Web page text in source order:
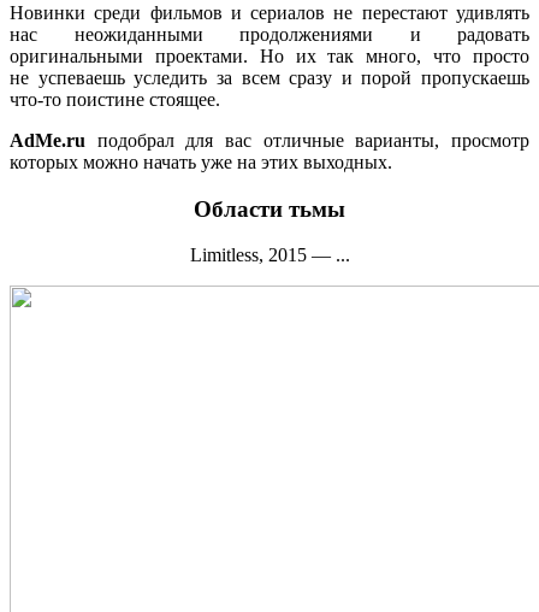
Новинки среди фильмов и сериалов не перестают удивлять
нас неожиданными продолжениями и радовать
оригинальными проектами. Но их так много, что просто
не успеваешь уследить за всем сразу и порой пропускаешь
что-то поистине стоящее.
AdMe.ru подобрал для вас отличные варианты, просмотр
которых можно начать уже на этих выходных.
Области тьмы
Limitless, 2015 — ...